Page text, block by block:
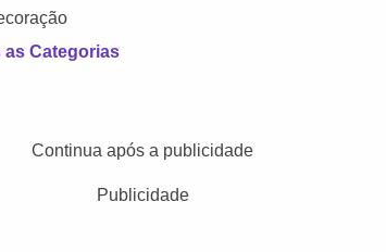
as Categorias
Continua após a publicidade
Publicidade